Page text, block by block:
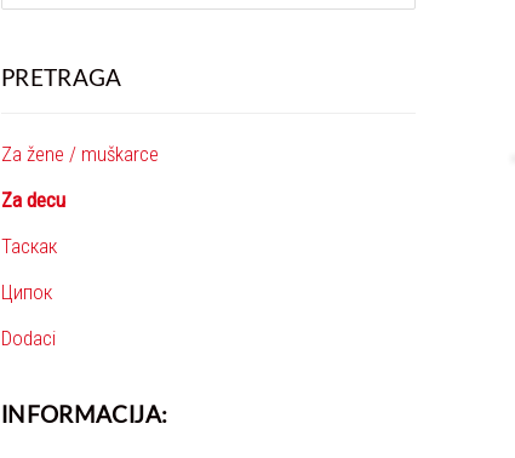
PRETRAGA
Za žene / muškarce
Za decu
Таскак
Ципок
Dodaci
INFORMACIJA: